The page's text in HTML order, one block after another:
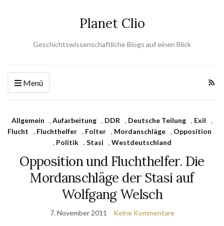
Planet Clio
Geschichtswissenschaftliche Blogs auf einen Blick
Menü
Allgemein , Aufarbeitung , DDR , Deutsche Teilung , Exil
,
Flucht
, Fluchthelfer , Folter , Mordanschläge , Opposition
, Politik , Stasi , Westdeutschland
Opposition und Fluchthelfer. Die
Mordanschläge der Stasi auf
Wolfgang Welsch
7. November 2011 Keine Kommentare